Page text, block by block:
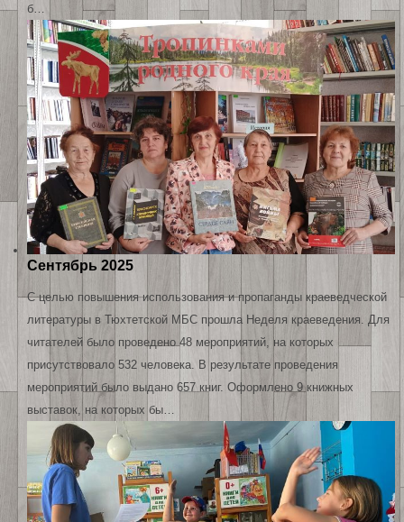
б…
Сентябрь 2025
С целью повышения использования и пропаганды краеведческой
литературы в Тюхтетской МБС прошла Неделя краеведения. Для
читателей было проведено 48 мероприятий, на которых
присутствовало 532 человека. В результате проведения
мероприятий было выдано 657 книг. Оформлено 9 книжных
выставок, на которых бы…